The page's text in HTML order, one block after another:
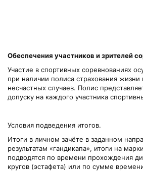
Обеспечения участников и зрителей
Участие в спортивных соревнованиях
при наличии полиса страхования жизни
несчастных случаев. Полис
допуску на каждого участника
Условия подведения итогов.
Итоги в личном зачёте в заданном
результатам «гандикапа», итоги на
подводятся по времени прохождения
кругов (эстафета) или по сумме